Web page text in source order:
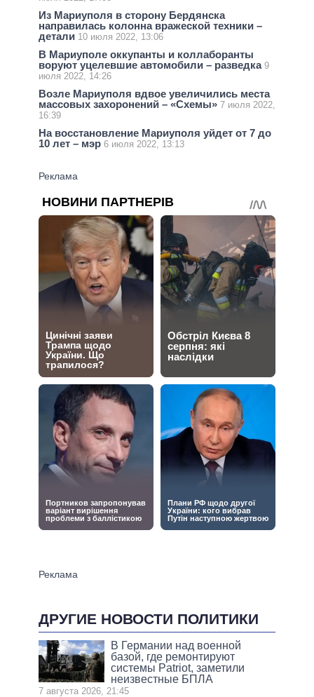
Из Мариуполя в сторону Бердянска
направилась колонна вражеской техники –
детали 10 июля 2022, 13:06
В Мариуполе оккупанты и коллаборанты
воруют уцелевшие автомобили – разведка 9
июля 2022, 14:26
Возле Мариуполя вдвое увеличились места
массовых захоронений – «Схемы» 7 июля 2022,
16:39
На восстановление Мариуполя уйдет от 7 до
10 лет – мэр 6 июля 2022, 13:13
ДРУГИЕ НОВОСТИ ПОЛИТИКИ
В Германии над военной
базой, где ремонтируют
системы Patriot, заметили
неизвестные БПЛА
7 августа 2026, 21:45